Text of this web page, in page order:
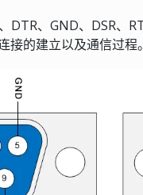
DTR、GND、DSR、
的建立以及通信过程